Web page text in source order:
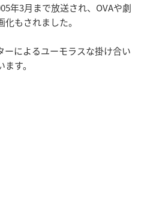
年3月まで放送され、OVAや劇
もされました。
によるユーモラスな掛け合い
す。